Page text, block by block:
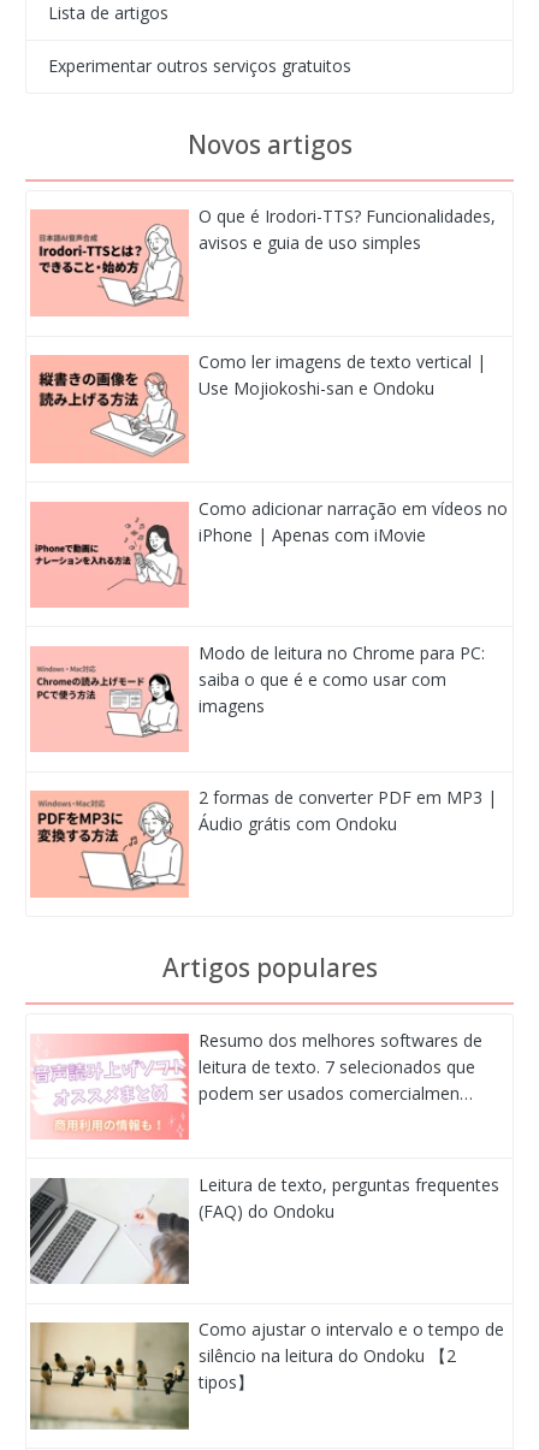
Lista de artigos
Experimentar outros serviços gratuitos
Novos artigos
O que é Irodori-TTS? Funcionalidades,
avisos e guia de uso simples
Como ler imagens de texto vertical |
Use Mojiokoshi-san e Ondoku
Como adicionar narração em vídeos no
iPhone | Apenas com iMovie
Modo de leitura no Chrome para PC:
saiba o que é e como usar com
imagens
2 formas de converter PDF em MP3 |
Áudio grátis com Ondoku
Artigos populares
Resumo dos melhores softwares de
leitura de texto. 7 selecionados que
podem ser usados comercialmen…
Leitura de texto, perguntas frequentes
(FAQ) do Ondoku
Como ajustar o intervalo e o tempo de
silêncio na leitura do Ondoku 【2
tipos】